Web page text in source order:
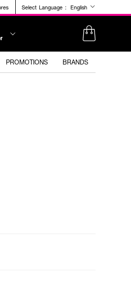
Select Language : English
PROMOTIONS BRANDS